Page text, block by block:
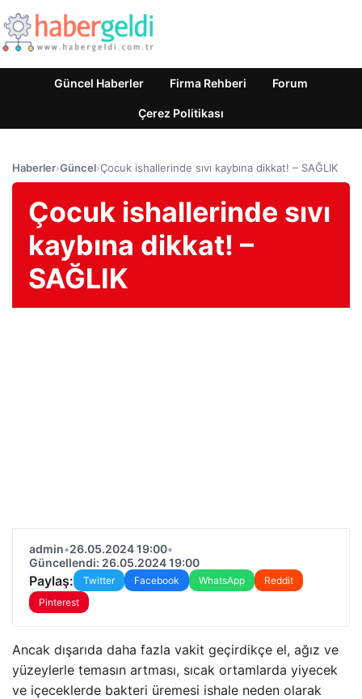
Güncel Haberler Firma Rehberi Forum
Çerez Politikası
Haberler›Güncel›Çocuk ishallerinde sıvı kaybına dikkat! – SAĞLIK
Çocuk ishallerinde sıvı
kaybına dikkat! –
SAĞLIK
admin•26.05.2024 19:00•
Güncellendi: 26.05.2024 19:00
Paylaş: Twitter Facebook WhatsApp
Reddit
Pinterest
Ancak dışarıda daha fazla vakit geçirdikçe el, ağız ve
yüzeylerle temasın artması, sıcak ortamlarda yiyecek
ve içeceklerde bakteri üremesi ishale neden olarak